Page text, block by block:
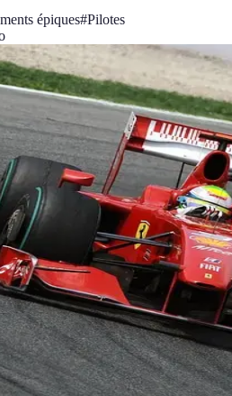
épiques#Pilotes